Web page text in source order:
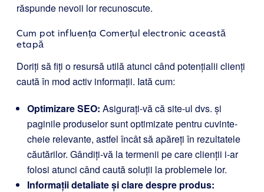
răspunde nevoii lor recunoscute.
Cum pot influența Comerțul electronic această
etapă
Doriți să fiți o resursă utilă atunci când potențialii clienți
caută în mod activ informații. Iată cum:
Optimizare SEO: Asigurați-vă că site-ul dvs. și
paginile produselor sunt optimizate pentru cuvinte-
cheie relevante, astfel încât să apăreți în rezultatele
căutărilor. Gândiți-vă la termenii pe care clienții i-ar
folosi atunci când caută soluții la problemele lor.
Informații detaliate și clare despre produs: